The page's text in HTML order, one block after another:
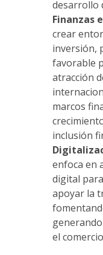
desarrollo
Finanzas
crear
inversión,
favorable
atracción
marcos
inclusión
enfoca en
digital
apoyar la
el